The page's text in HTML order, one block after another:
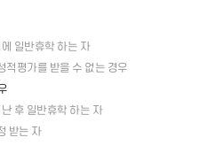
일반휴학 하는 자
적평가를 받을 수 없는 경우
후 일반휴학 하는 자
받는 자